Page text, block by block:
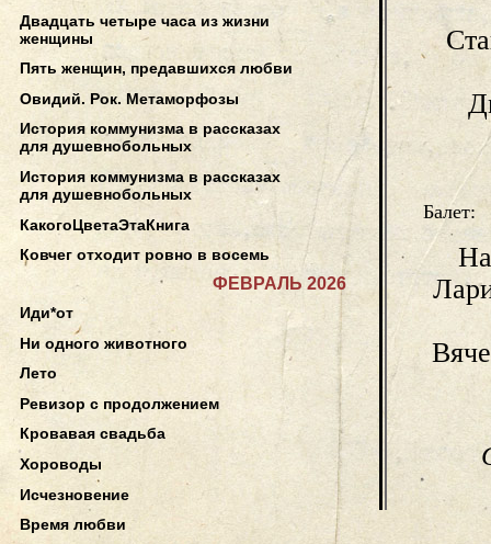
Балет:
Двадцать четыре часа из жизни
женщины
Пять женщин, предавшихся любви
Овидий. Рок. Метаморфозы
История коммунизма в рассказах
для душевнобольных
История коммунизма в рассказах
для душевнобольных
КакогоЦветаЭтаКнига
Ковчег отходит ровно в восемь
ФЕВРАЛЬ 2026
Иди*от
Ни одного животного
Лето
Ревизор с продолжением
Кровавая свадьба
Хороводы
Исчезновение
Время любви